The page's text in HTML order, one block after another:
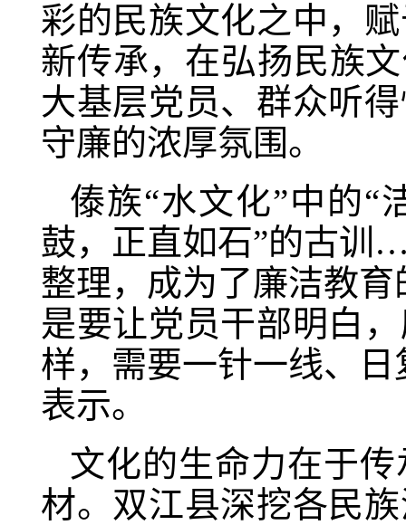
彩的民族文化之中，
新传承，在弘扬民族
大基层党员、群众听
守廉的浓厚氛围。
傣族“水文化”中的“
鼓，正直如石”的古训
整理，成为了廉洁教
是要让党员干部明白
样，需要一针一线、
表示。
文化的生命力在于
材。双江县深挖各民